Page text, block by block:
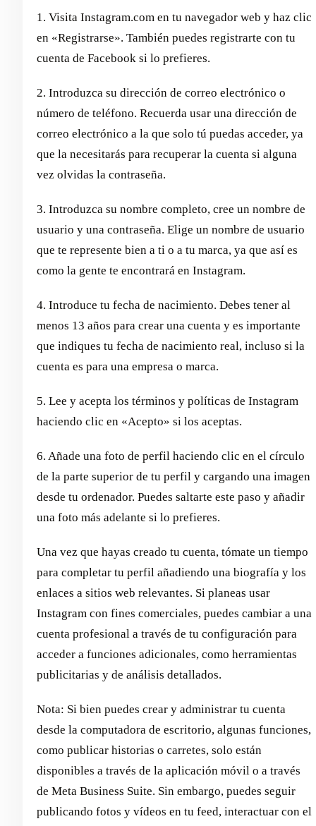
1. Visita Instagram.com en tu navegador web y haz clic
en «Registrarse». También puedes registrarte con tu
cuenta de Facebook si lo prefieres.
2. Introduzca su dirección de correo electrónico o
número de teléfono. Recuerda usar una dirección de
correo electrónico a la que solo tú puedas acceder, ya
que la necesitarás para recuperar la cuenta si alguna
vez olvidas la contraseña.
3. Introduzca su nombre completo, cree un nombre de
usuario y una contraseña. Elige un nombre de usuario
que te represente bien a ti o a tu marca, ya que así es
como la gente te encontrará en Instagram.
4. Introduce tu fecha de nacimiento. Debes tener al
menos 13 años para crear una cuenta y es importante
que indiques tu fecha de nacimiento real, incluso si la
cuenta es para una empresa o marca.
5. Lee y acepta los términos y políticas de Instagram
haciendo clic en «Acepto» si los aceptas.
6. Añade una foto de perfil haciendo clic en el círculo
de la parte superior de tu perfil y cargando una imagen
desde tu ordenador. Puedes saltarte este paso y añadir
una foto más adelante si lo prefieres.
Una vez que hayas creado tu cuenta, tómate un tiempo
para completar tu perfil añadiendo una biografía y los
enlaces a sitios web relevantes. Si planeas usar
Instagram con fines comerciales, puedes cambiar a una
cuenta profesional a través de tu configuración para
acceder a funciones adicionales, como herramientas
publicitarias y de análisis detallados.
Nota: Si bien puedes crear y administrar tu cuenta
desde la computadora de escritorio, algunas funciones,
como publicar historias o carretes, solo están
disponibles a través de la aplicación móvil o a través
de Meta Business Suite. Sin embargo, puedes seguir
publicando fotos y vídeos en tu feed, interactuar con el